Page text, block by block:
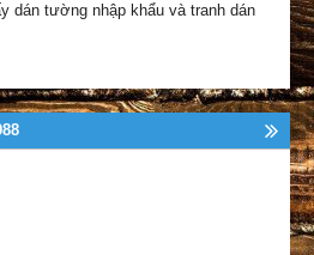
dán tường nhập khẩu và tranh dán